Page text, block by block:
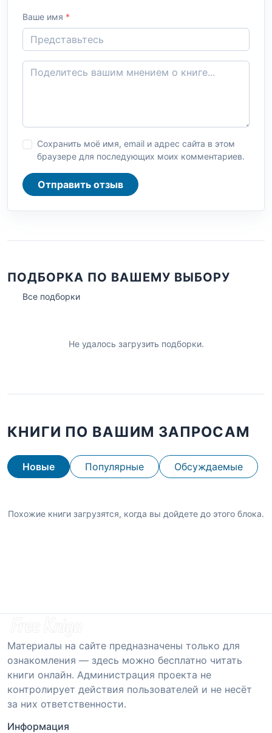
Ваше имя *
Сохранить моё имя, email и адрес сайта в этом
браузере для последующих моих комментариев.
Отправить отзыв
ПОДБОРКА ПО ВАШЕМУ ВЫБОРУ
Все подборки
Не удалось загрузить подборки.
КНИГИ ПО ВАШИМ ЗАПРОСАМ
Новые Популярные Обсуждаемые
Похожие книги загрузятся, когда вы дойдете до этого блока.
Материалы на сайте предназначены только для
ознакомления — здесь можно бесплатно читать
книги онлайн. Администрация проекта не
контролирует действия пользователей и не несёт
за них ответственности.
Информация